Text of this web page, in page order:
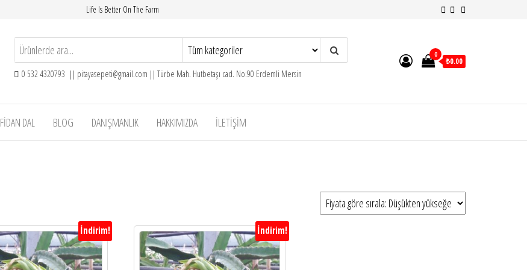
Life Is Better On The Farm
0 532 4320793 || pitayasepeti@gmail.com || Türbe Mah. Hutbetaşı cad. No:90 Erdemli Mersin
0
₺0.00
FIDAN DAL BLOG DANIŞMANLIK HAKKIMIZDA İLETIŞIM
İndirim! İndirim!